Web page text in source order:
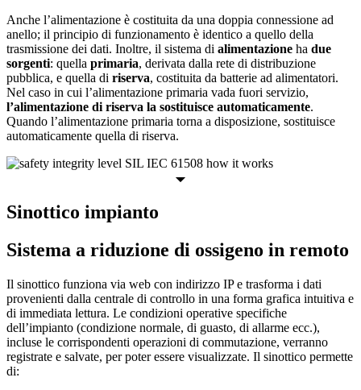
Anche l’alimentazione è costituita da una doppia connessione ad
anello; il principio di funzionamento è identico a quello della
trasmissione dei dati. Inoltre, il sistema di alimentazione ha due
sorgenti: quella primaria, derivata dalla rete di distribuzione
pubblica, e quella di riserva, costituita da batterie ad alimentatori.
Nel caso in cui l’alimentazione primaria vada fuori servizio,
l’alimentazione di riserva la sostituisce automaticamente.
Quando l’alimentazione primaria torna a disposizione, sostituisce
automaticamente quella di riserva.
Sinottico impianto
Sistema a riduzione di ossigeno in remoto
Il sinottico funziona via web con indirizzo IP e trasforma i dati
provenienti dalla centrale di controllo in una forma grafica intuitiva e
di immediata lettura. Le condizioni operative specifiche
dell’impianto (condizione normale, di guasto, di allarme ecc.),
incluse le corrispondenti operazioni di commutazione, verranno
registrate e salvate, per poter essere visualizzate. Il sinottico permette
di: